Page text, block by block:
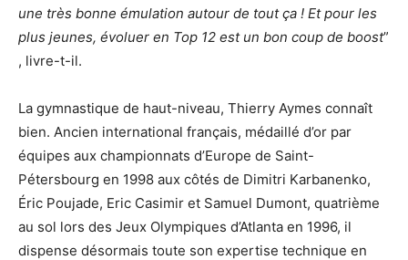
une très bonne émulation autour de tout ça ! Et pour les
plus jeunes, évoluer en Top 12 est un bon coup de boost”
, livre-t-il.
La gymnastique de haut-niveau, Thierry Aymes connaît
bien. Ancien international français, médaillé d’or par
équipes aux championnats d’Europe de Saint-
Pétersbourg en 1998 aux côtés de Dimitri Karbanenko,
Éric Poujade, Eric Casimir et Samuel Dumont, quatrième
au sol lors des Jeux Olympiques d’Atlanta en 1996, il
dispense désormais toute son expertise technique en